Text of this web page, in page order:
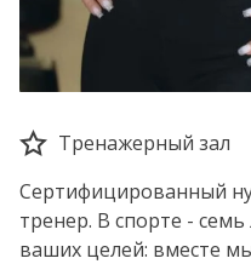
Тренажерный зал
Сертифицированный
тренер. В спорте -
ваших целей: вместе